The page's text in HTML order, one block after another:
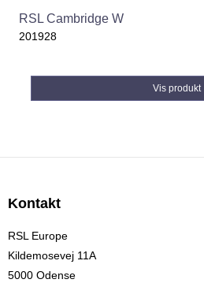
RSL Cambridge W
201928
Vis produkt
Kontakt
RSL Europe
Kildemosevej 11A
5000 Odense